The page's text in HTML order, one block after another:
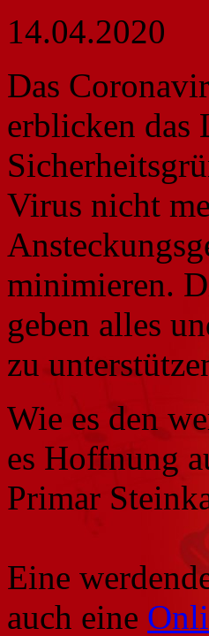
14.04.2020
Das
erblicken das
Virus nicht
minimieren.
geben alles
zu
Wie es den
es Hoffnung
Primar
Eine
auch eine